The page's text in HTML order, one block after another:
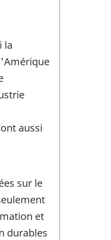
la
aussi
sur le
et
durables